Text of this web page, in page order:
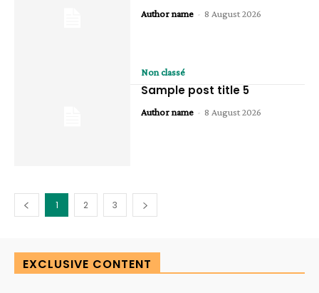
Author name - 8 August 2026
Non classé
Sample post title 5
Author name - 8 August 2026
1 2 3
EXCLUSIVE CONTENT